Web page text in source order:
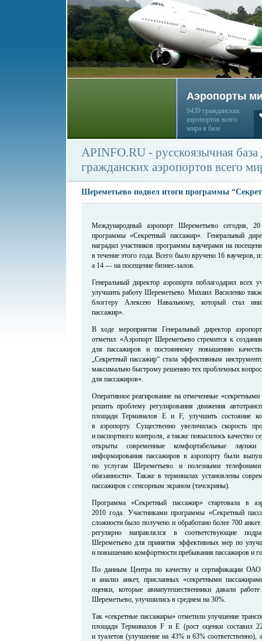
Аэропорты
9439 гражданских
аэропортов всего
мира в базе
APINFO.RU - русскоязычная
гражданских аэропортов всего
Шереметьево подвел итоги программы
Международный аэропорт Шереметьево сегодня,
программы «Секретный пассажир». Генеральный
наградил участников программы ваучерами на
в течение этого года. Всего было вручено 16 ваучеров,
а 14 — на посещение бизнес-залов.
Генеральный директор аэропорта поблагодарил всех
улучшить работу Шереметьево. Михаил Василенко
блоггеру Алексею Навальному, который стал
пассажир».
В ходе мероприятия Генеральный директор
отметил: «Аэропорт Шереметьево стремится к
для пассажиров и постоянному повышению
„Секретный пассажир“ стала эффективным
максимально быстрому решению тех проблемных
для пассажиров».
Оперативное реагирование на отмеченные
решить проблему регулирования движения
площади Терминалов Е и F, улучшить состояние
в аэропорту. Существенно увеличилась скорость
и паспортного контроля, а также повысилось качество
открыты современные комфортабельные
информирования пассажиров в аэропорту были
по услугам Шереметьево и полезными
обязанности». Также в терминалах установлены
пассажиров с сенсорным экраном (тачскрины).
Программа «Секретный пассажир» стартовала в
2010 года. Участниками программы «Секретный
сложности было получено и обработано более 700
регулярно направлялся в соответствующие
Шереметьево для принятия эффективных мер по
и повышению комфортности пребывания пассажиров и
По данным Центра по качеству и сертификации
и анализ анкет, присланных «секретными
оценки, которые авиапутешественники давали
Шереметьево, улучшились в среднем на 30%.
Так «секретные пассажиры» отметили улучшение
площади Терминалов F и E (рост оценки составил
и туалетов (улучшение на 43% и 63% соответственно),